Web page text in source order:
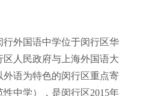
行外国语中学位于闵行区华
区人民政府与上海外国语大
语为特色的闵行区重点寄
中学），是闵行区2015年